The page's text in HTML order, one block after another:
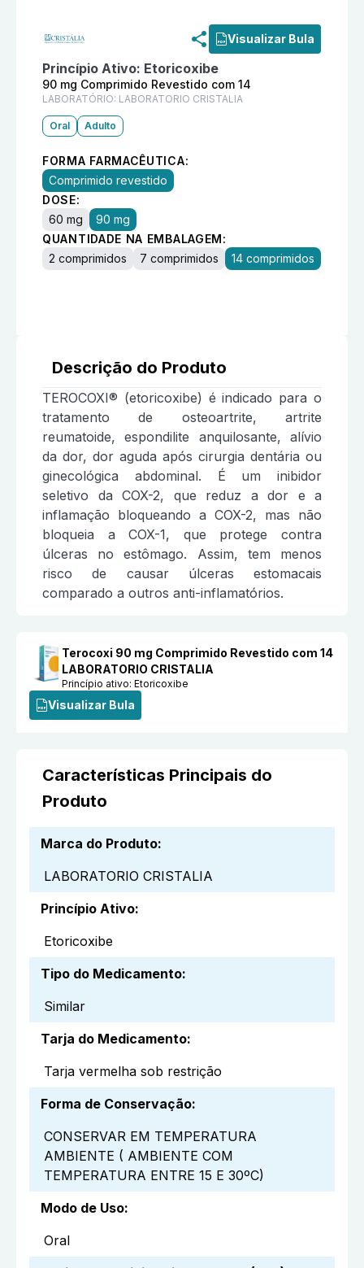
Visualizar Bula
Princípio Ativo: Etoricoxibe
90 mg Comprimido Revestido com 14
LABORATÓRIO: LABORATORIO CRISTALIA
Oral Adulto
FORMA FARMACÊUTICA:
Comprimido revestido
DOSE:
60 mg
90 mg
QUANTIDADE NA EMBALAGEM:
2 comprimidos
7 comprimidos 14 comprimidos
Descrição do Produto
TEROCOXI® (etoricoxibe) é indicado para o
tratamento de osteoartrite, artrite
reumatoide, espondilite anquilosante, alívio
da dor, dor aguda após cirurgia dentária ou
ginecológica abdominal. É um inibidor
seletivo da COX-2, que reduz a dor e a
inflamação bloqueando a COX-2, mas não
bloqueia a COX-1, que protege contra
úlceras no estômago. Assim, tem menos
risco de causar úlceras estomacais
comparado a outros anti-inflamatórios.
Terocoxi 90 mg Comprimido Revestido com 14
LABORATORIO CRISTALIA
Princípio ativo:Etoricoxibe
Visualizar Bula
Características Principais do
Produto
Marca do Produto:
LABORATORIO CRISTALIA
Princípio Ativo:
Etoricoxibe
Tipo do Medicamento:
Similar
Tarja do Medicamento:
Tarja vermelha sob restrição
Forma de Conservação:
CONSERVAR EM TEMPERATURA
AMBIENTE ( AMBIENTE COM
TEMPERATURA ENTRE 15 E 30ºC)
Modo de Uso:
Oral